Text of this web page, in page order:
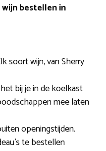
bestellen in
soort wijn, van Sherry
bij je in de koelkast
mee laten
openingstijden.
te bestellen